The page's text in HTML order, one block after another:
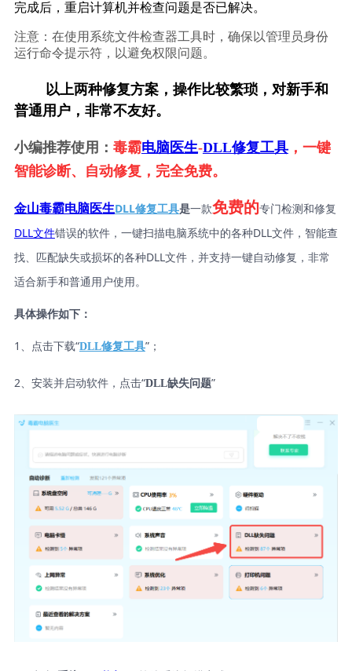
完成后，重启计算机并检查问题是否已解决。
注意：在使用系统文件检查器工具时，确保以管理员身份
运行命令提示符，以避免权限问题。
以上两种修复方案，操作比较繁琐，对新手和
普通用户，非常不友好。
小编推荐使用： 毒霸电脑医生-DLL修复工具，一键
智能诊断、自动修复，完全免费。
金山毒霸电脑医生DLL修复工具是一款免费的专门检测和修复
DLL文件错误的软件，一键扫描电脑系统中的各种DLL文件，智能查
找、匹配缺失或损坏的各种DLL文件，并支持一键自动修复，非常
适合新手和普通用户使用。
具体操作如下：
1、点击下载“DLL修复工具”；
2、安装并启动软件，点击“DLL缺失问题”